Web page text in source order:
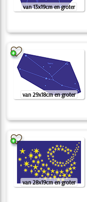
van 13x19cm en groter
van 29x18cm en groter
van 28x19cm en groter